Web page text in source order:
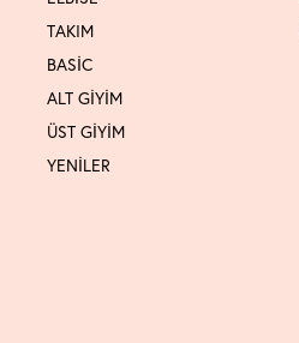
TAKIM
BASİC
ALT GİYİM
ÜST GİYİM
YENİLER